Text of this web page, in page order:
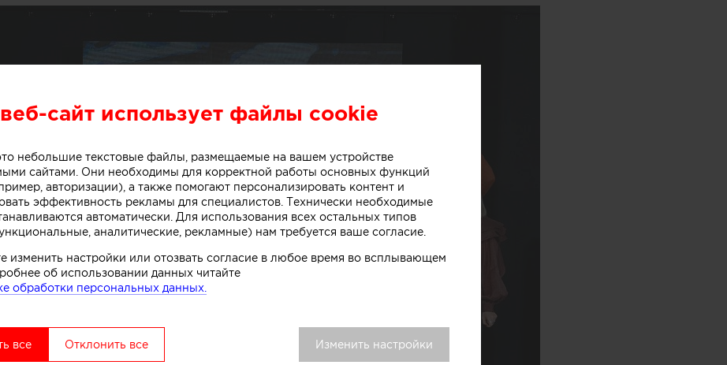
сайт использует файлы cookie
небольшие текстовые файлы, размещаемые на вашем устройстве
сайтами. Они необходимы для корректной работы основных функций
авторизации), а также помогают персонализировать контент и
эффективность рекламы для специалистов. Технически необходимые
автоматически. Для использования всех остальных типов
аналитические, рекламные) нам требуется ваше согласие.
изменить настройки или отозвать согласие в любое время во всплывающем
об использовании данных читайте
обработки персональных данных.
все Отклонить все Изменить настройки